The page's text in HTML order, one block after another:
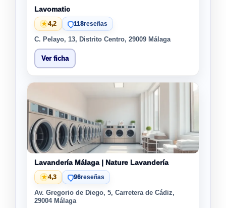
Lavomatic
★4,2 118reseñas
C. Pelayo, 13, Distrito Centro, 29009 Málaga
Ver ficha
Lavandería Málaga | Nature Lavandería
★4,3 96reseñas
Av. Gregorio de Diego, 5, Carretera de Cádiz,
29004 Málaga